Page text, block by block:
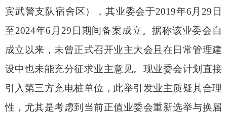
宾武警支队宿舍区），其业委会于2019年6月29日
至2024年6月29日期间备案成立。据称该业委会自
成立以来，未曾正式召开业主大会且在日常管理建
设中也未能充分征求业主意见。现业委会计划直接
引入第三方充电桩单位，此举引发业主质疑其合理
性，尤其是考虑到当前正值业委会重新选举与换届